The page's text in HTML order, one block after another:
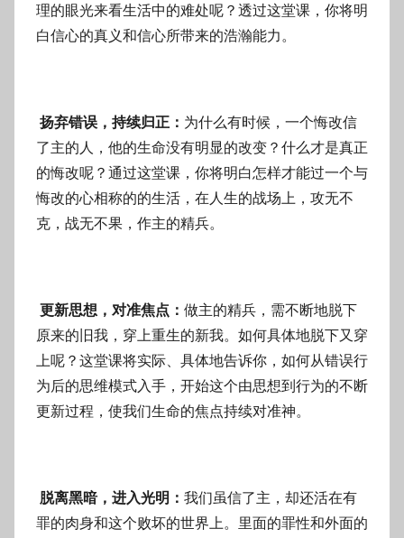
理的眼光来看生活中的难处呢？透过这堂课，你将明
白信心的真义和信心所带来的浩瀚能力。
扬弃错误，持续归正： 为什么有时候，一个悔改信
了主的人，他的生命没有明显的改变？什么才是真正
的悔改呢？通过这堂课，你将明白怎样才能过一个与
悔改的心相称的的生活，在人生的战场上，攻无不
克，战无不果，作主的精兵。
更新思想，对准焦点： 做主的精兵，需不断地脱下
原来的旧我，穿上重生的新我。如何具体地脱下又穿
上呢？这堂课将实际、具体地告诉你，如何从错误行
为后的思维模式入手，开始这个由思想到行为的不断
更新过程，使我们生命的焦点持续对准神。
脱离黑暗，进入光明： 我们虽信了主，却还活在有
罪的肉身和这个败坏的世界上。里面的罪性和外面的